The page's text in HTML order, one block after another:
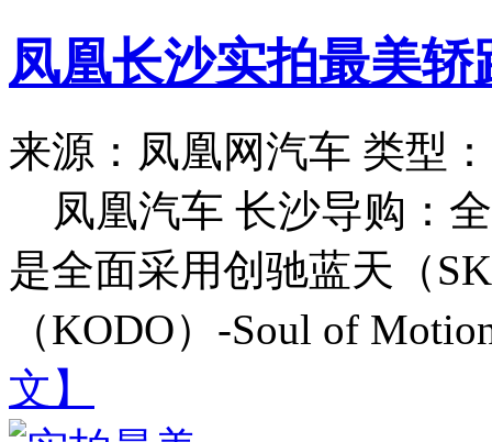
凤凰长沙实拍最美
来源：凤凰网汽车 类型
凤凰汽车 长沙导购：
是全面采用创驰蓝天（
（KODO）-Soul of
文】